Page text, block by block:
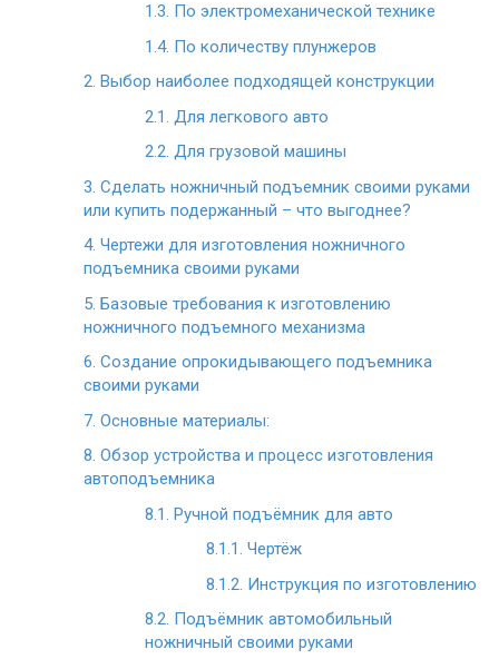
1.3. По электромеханической технике
1.4. По количеству плунжеров
2. Выбор наиболее подходящей конструкции
2.1.
Для легкового авто
2.2. Для грузовой машины
3. Сделать ножничный подъемник своими руками
или купить подержанный – что выгоднее?
4. Чертежи для изготовления ножничного
подъемника своими руками
5. Базовые требования к изготовлению
ножничного подъемного механизма
6. Создание опрокидывающего подъемника
своими руками
7. Основные материалы:
8. Обзор устройства и процесс изготовления
автоподъемника
8.1. Ручной подъёмник для авто
8.1.1. Чертёж
8.1.2. Инструкция по изготовлению
8.2. Подъёмник автомобильный
ножничный своими руками